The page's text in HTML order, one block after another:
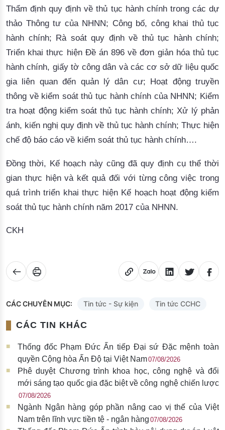
Thẩm định quy định về thủ tục hành chính trong các dự
thảo Thông tư của NHNN; Công bố, công khai thủ tục
hành chính; Rà soát quy định về thủ tục hành chính;
Triển khai thực hiện Đề án 896 về đơn giản hóa thủ tục
hành chính, giấy tờ công dân và các cơ sở dữ liệu quốc
gia liên quan đến quản lý dân cư; Hoạt động truyền
thông về kiểm soát thủ tục hành chính của NHNN; Kiểm
tra hoạt động kiểm soát thủ tục hành chính; Xử lý phản
ánh, kiến nghị quy định về thủ tục hành chính; Thực hiện
chế độ báo cáo về kiểm soát thủ tục hành chính….
Đồng thời, Kế hoạch này cũng đã quy định cụ thể thời
gian thực hiện và kết quả đối với từng công việc trong
quá trình triển khai thực hiện Kế hoạch hoạt động kiểm
soát thủ tục hành chính năm 2017 của NHNN.
CKH
CÁC CHUYÊN MỤC: Tin tức - Sự kiện Tin tức CCHC
CÁC TIN KHÁC
Thống đốc Phạm Đức Ấn tiếp Đại sứ Đặc mệnh toàn
quyền Cộng hòa Ấn Độ tại Việt Nam07/08/2026
Phê duyệt Chương trình khoa học, công nghệ và đổi
mới sáng tạo quốc gia đặc biệt về công nghệ chiến lược
07/08/2026
Ngành Ngân hàng góp phần nâng cao vị thế của Việt
Nam trên lĩnh vực tiền tệ - ngân hàng 07/08/2026